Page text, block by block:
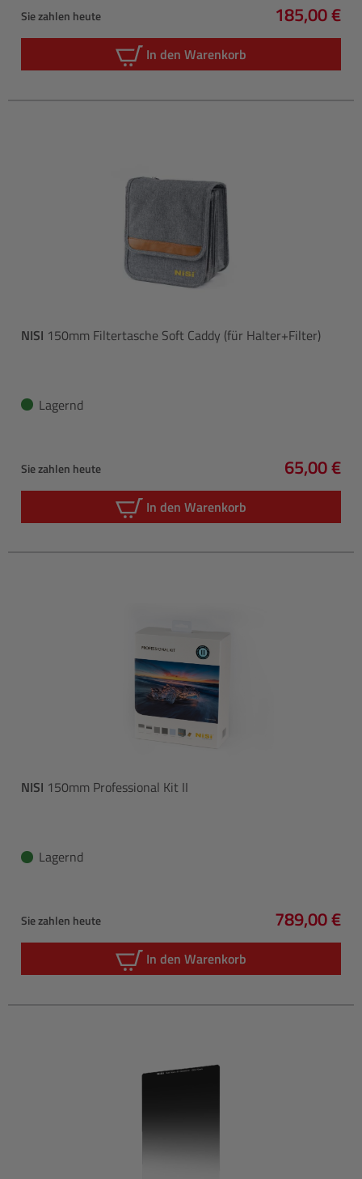
Sie zahlen heute
Regulärer
185,00 €
In den Warenkorb
NISI 150mm Filtertasche Soft Caddy (für Halter+Filter)
Lagernd
Sie zahlen heute 65,00 €
In den Warenkorb
NISI 150mm Professional Kit II
Lagernd
Sie zahlen heute
Regulärer
789,00 €
In den Warenkorb